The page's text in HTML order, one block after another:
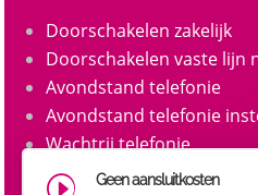
Doorschakelen zakelijk
Doorschakelen vaste lijn
Avondstand telefonie
Avondstand telefonie
Wachtrij telefonie
Call queue telefonie
I Geen aansluitkosten